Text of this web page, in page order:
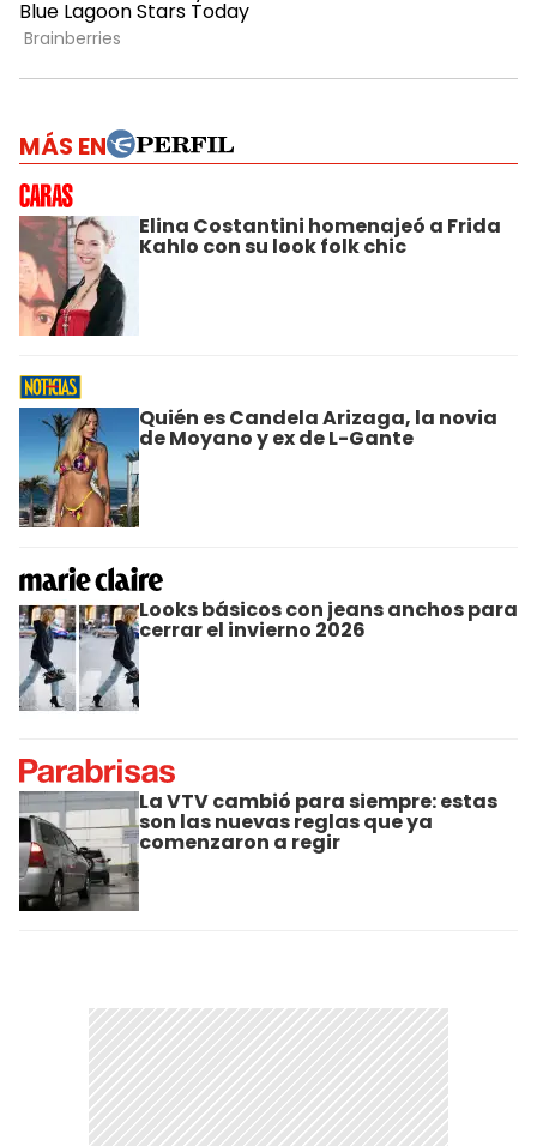
MÁS EN
Elina Costantini homenajeó a Frida
Kahlo con su look folk chic
Quién es Candela Arizaga, la novia
de Moyano y ex de L-Gante
Looks básicos con jeans anchos para
cerrar el invierno 2026
La VTV cambió para siempre: estas
son las nuevas reglas que ya
comenzaron a regir